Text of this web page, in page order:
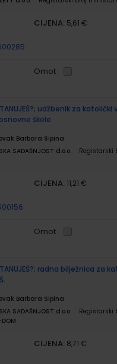
CIJENA: 5,61 €
Omot
udžbenik za
škole
Barbara Sipina
SADAŠNJOST d.o.o.
Registarski
CIJENA: 11,21 €
Omot
radna bilježnica za
Barbara Sipina
SADAŠNJOST d.o.o.
Registarski
CIJENA: 8,71 €